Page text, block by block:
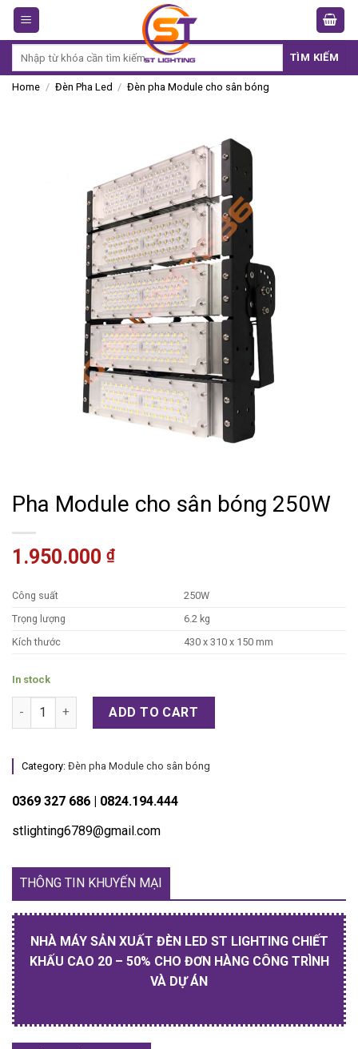
Skip
content
TÌM KIẾM
Home / Đèn Pha Led / Đèn pha Module cho sân bóng
Pha Module cho sân bóng 250W
1.950.000 ₫
Công suất
250W
Trọng lượng
6.2 kg
Kích thước
430 x 310 x 150 mm
In stock
Pha Module cho sân bóng 250W quantity
ADD TO CART
Category: Đèn pha Module cho sân bóng
0369 327 686 | 0824.194.444
stlighting6789@gmail.com
THÔNG TIN KHUYẾN MẠI
NHÀ MÁY SẢN XUẤT ĐÈN LED ST LIGHTING CHIẾT
KHẤU CAO 20 – 50% CHO ĐƠN HÀNG CÔNG TRÌNH
VÀ DỰ ÁN